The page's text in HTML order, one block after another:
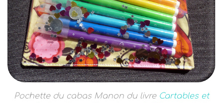
Pochette du cabas Manon du livre Cartables et